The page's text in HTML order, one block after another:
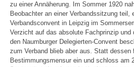
zu einer Annäherung. Im Sommer 1920
Beobachter an einer Verbandssitzung teil,
Verbandsconvent in Leipzig im
Verzicht auf das absolute Fachprinzip und
den Naumburger Delegierten-Convent
zum Verband blieb aber aus. Statt dessen
Bestimmungsmensur ein und schloss am